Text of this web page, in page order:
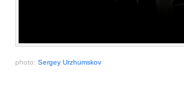
photo: Sergey Urzhumskov